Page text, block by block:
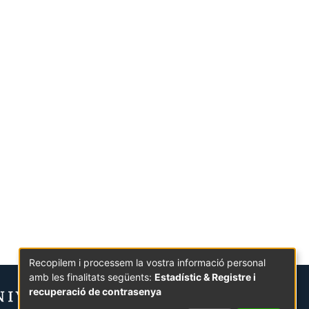
Recopilem i processem la vostra informació personal
amb les finalitats següents: Estadístic & Registre i
recuperació de contrasenya